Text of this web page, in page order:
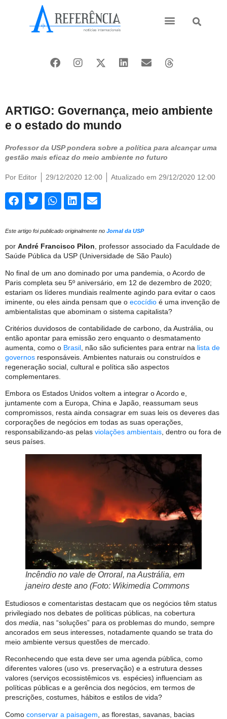
ARTIGO: Governança, meio ambiente
e o estado do mundo
Professor da USP pondera sobre a política para alcançar uma
gestão mais eficaz do meio ambiente no futuro
Por Editor 29/12/2020 12:00 Atualizado em 29/12/2020 12:00
Este artigo foi publicado originalmente no Jornal da USP
por André Francisco Pilon, professor associado da Faculdade de
Saúde Pública da USP (Universidade de São Paulo)
No final de um ano dominado por uma pandemia, o Acordo de
Paris completa seu 5º aniversário, em 12 de dezembro de 2020;
estariam os líderes mundiais realmente agindo para evitar o caos
iminente, ou eles ainda pensam que o ecocídio é uma invenção de
ambientalistas que abominam o sistema capitalista?
Critérios duvidosos de contabilidade de carbono, da Austrália, ou
então apontar para emissão zero enquanto o desmatamento
aumenta, como o Brasil , não são suficientes para entrar na lista de
governos responsáveis. Ambientes naturais ou construídos e
regeneração social, cultural e política são aspectos
complementares.
Embora os Estados Unidos voltem a integrar o Acordo e,
juntamente com a Europa, China e Japão, reassumam seus
compromissos, resta ainda consagrar em suas leis os deveres das
corporações de negócios em todas as suas operações,
responsabilizando-as pelas violações ambientais, dentro ou fora de
seus países.
Incêndio no vale de Orroral, na Austrália, em
janeiro deste ano (Foto: Wikimedia Commons
Estudiosos e comentaristas destacam que os negócios têm status
privilegiado nos debates de políticas públicas, na cobertura
dos media , nas “soluções” para os problemas do mundo, sempre
ancorados em seus interesses, notadamente quando se trata do
meio ambiente versus questões de mercado.
Reconhecendo que esta deve ser uma agenda pública, como
diferentes valores (uso vs. preservação) e a estrutura desses
valores (serviços ecossistêmicos vs. espécies) influenciam as
políticas públicas e a gerência dos negócios, em termos de
prescrições, costumes, hábitos e estilos de vida?
Como conservar a paisagem , as florestas, savanas, bacias